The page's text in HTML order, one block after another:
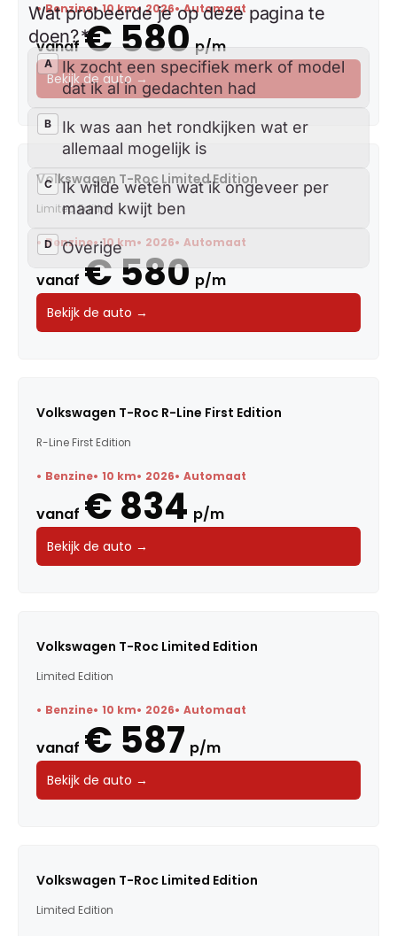
Benzine 10 km 2026 Automaat
vanaf € 580 p/m
Bekijk de auto →
Volkswagen T-Roc Limited Edition
Limited Edition
Benzine 10 km 2026 Automaat
vanaf € 580 p/m
Bekijk de auto →
Volkswagen T-Roc R-Line First Edition
R-Line First Edition
Benzine 10 km 2026 Automaat
vanaf € 834 p/m
Bekijk de auto →
Volkswagen T-Roc Limited Edition
Limited Edition
Benzine 10 km 2026 Automaat
vanaf € 587 p/m
Bekijk de auto →
Volkswagen T-Roc Limited Edition
Limited Edition